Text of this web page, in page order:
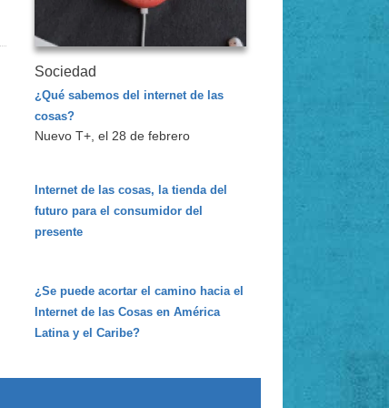
Sociedad
¿Qué sabemos del internet de las
cosas?
Nuevo T+, el 28 de febrero
Internet de las cosas, la tienda del
futuro para el consumidor del
presente
¿Se puede acortar el camino hacia el
Internet de las Cosas en América
Latina y el Caribe?